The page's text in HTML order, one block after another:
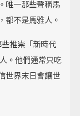
唯一那些聲稱馬
都不是馬雅人。
推崇「新時代
。他們通常只吃
世界末日會讓世